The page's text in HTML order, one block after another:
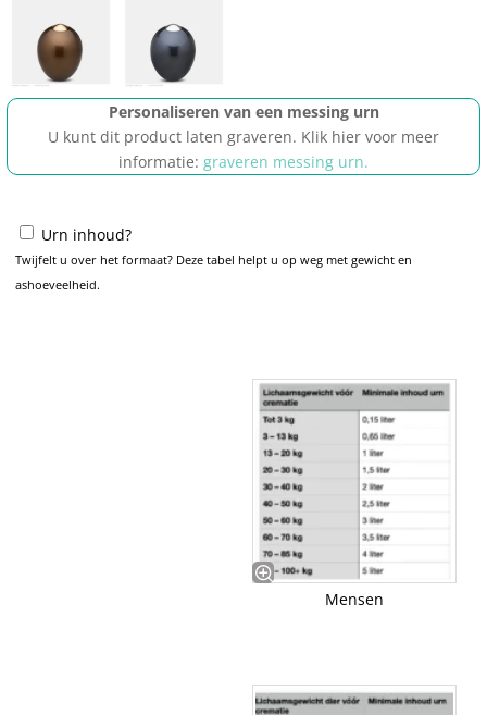
Personaliseren van een messing urn
U kunt dit product laten graveren. Klik hier voor meer
informatie: graveren messing urn.
Urn inhoud?
Twijfelt u over het formaat? Deze tabel helpt u op weg met gewicht en
ashoeveelheid.
Mensen